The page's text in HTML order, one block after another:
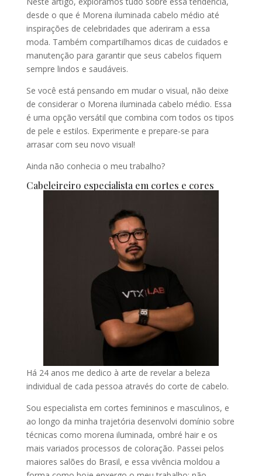
desde o que é Morena iluminada cabelo médio até
inspirações de celebridades que aderiram a essa
moda. Também compartilhamos dicas de cuidados e
manutenção para garantir que seus cabelos fiquem
sempre lindos e saudáveis.
Se você está pensando em mudar o visual, não deixe
de considerar o Morena iluminada cabelo médio. Essa
é uma opção versátil que combina com todos os tipos
de pele e estilos. Experimente e prepare-se para
arrasar com seu novo visual!
Ainda não conhecia o meu trabalho?
Cabeleireiro especialista em cortes e cores
Há 24 anos me dedico à arte de revelar a beleza
individual de cada pessoa através do corte de cabelo.
Sou especialista em cortes femininos e masculinos, e
ao longo da minha trajetória desenvolvi domínio sobre
técnicas como morena iluminada, ombré hair e os
mais variados processos de coloração. Passei pelos
maiores salões do Brasil, e essa vivência moldou a